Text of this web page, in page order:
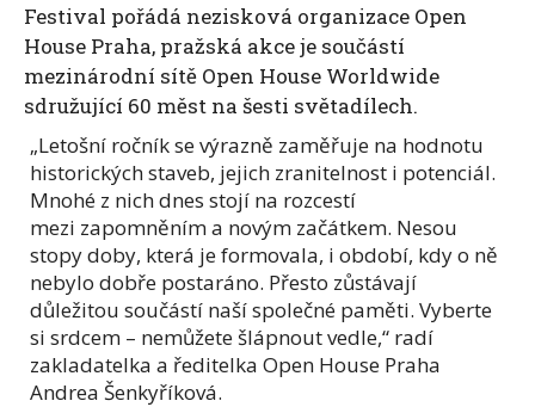
Festival pořádá nezisková organizace Open
House Praha, pražská akce je součástí
mezinárodní sítě Open House Worldwide
sdružující 60 měst na šesti světadílech.
„Letošní ročník se výrazně zaměřuje na hodnotu
historických staveb, jejich zranitelnost i potenciál.
Mnohé z nich dnes stojí na rozcestí
mezi zapomněním a novým začátkem. Nesou
stopy doby, která je formovala, i období, kdy o ně
nebylo dobře postaráno. Přesto zůstávají
důležitou součástí naší společné paměti. Vyberte
si srdcem – nemůžete šlápnout vedle,“ radí
zakladatelka a ředitelka Open House Praha
Andrea Šenkyříková.